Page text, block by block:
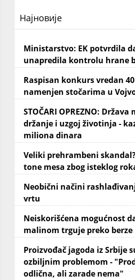
Најновије
Ministarstvo: EK potvrdila
unapredila kontrolu hrane
Raspisan konkurs vredan
namenjen stočarima u
STOČARI OPREZNO:
držanje i uzgoj životinja -
miliona dinara
Veliki prehrambeni
tone mesa zbog isteklog
Neobični načini
vrtu
Neiskorišćena mogućnost
malinom trguje preko berze
Proizvođač jagoda iz Srbije
ozbiljnim problemom -
odlična, ali zarade nema"